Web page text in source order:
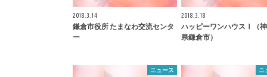
2018.3.14
鎌倉市役所 たまなわ交流センタ
ー
2018.3.18
ハッピーワンハウスⅠ（
県鎌倉市）
ニュース ニ